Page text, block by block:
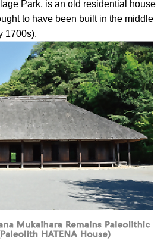
Park, is an old residential house
to have been built in the middle
1700s).